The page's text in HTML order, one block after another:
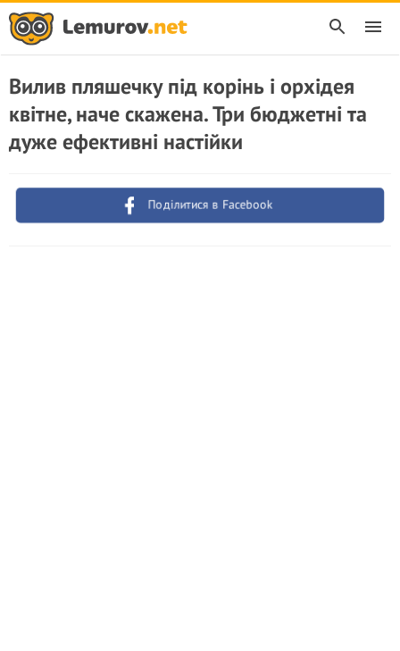
Вилив пляшечку під корінь і орхідея
квітне, наче скажена. Три бюджетні та
дуже ефективні настійки
Поділитися в Facebook